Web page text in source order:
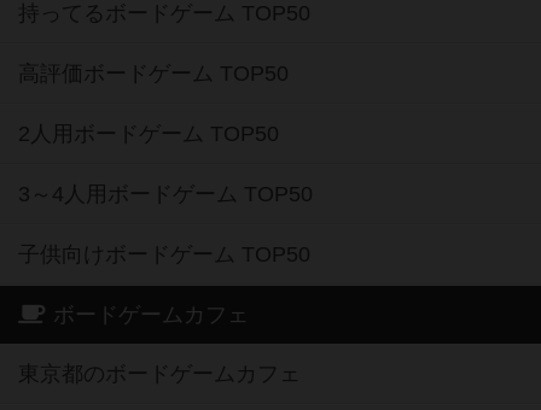
持ってるボードゲーム TOP50
高評価ボードゲーム TOP50
2人用ボードゲーム TOP50
3～4人用ボードゲーム TOP50
子供向けボードゲーム TOP50
ボードゲームカフェ
東京都のボードゲームカフェ